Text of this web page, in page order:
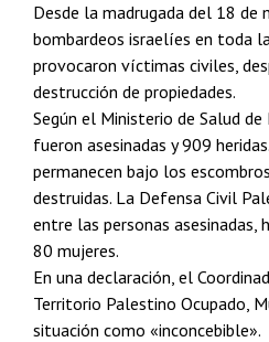
Desde la madrugada del 18 de
bombardeos israelíes en toda
provocaron víctimas civiles,
destrucción de propiedades.
Según el Ministerio de Salud
fueron asesinadas y 909
permanecen bajo los
destruidas. La Defensa Civil
entre las personas asesinadas,
80 mujeres.
En una declaración, el
Territorio Palestino Ocupado,
situación como «inconcebible».